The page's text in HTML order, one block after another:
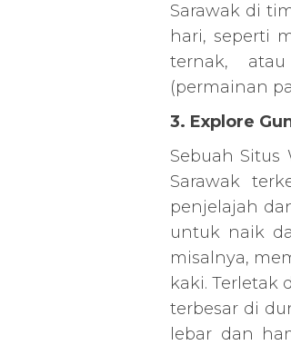
Sarawak di
hari, seperti
ternak,
(permainan
3. Explore
Sebuah Situs
Sarawak
penjelajah
untuk naik
misalnya,
kaki. Terletak
terbesar di
lebar dan